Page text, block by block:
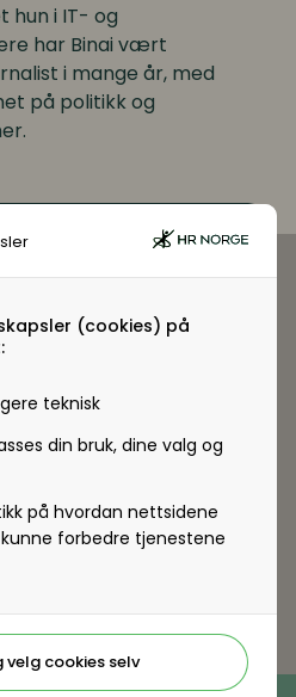
(cookies) på
teknisk
din bruk, dine valg og
på hvordan nettsidene
forbedre tjenestene
velg cookies selv
hun i IT- og
har Binai vært
i mange år, med
på politikk og